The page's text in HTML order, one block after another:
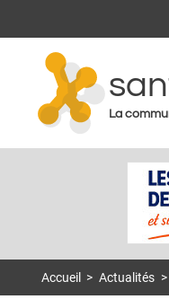
La
Accueil > Actualités >